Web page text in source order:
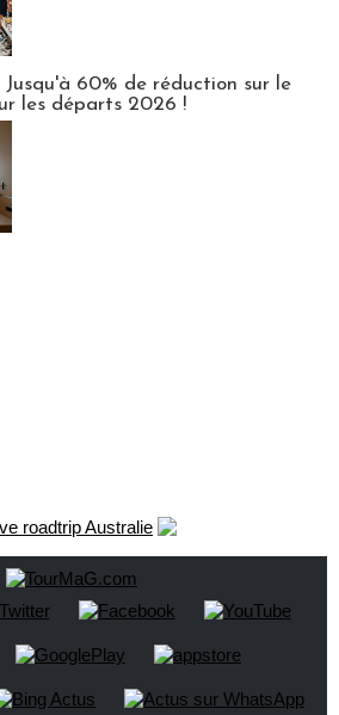
Jusqu'à 60% de réduction sur le
les départs 2026 !